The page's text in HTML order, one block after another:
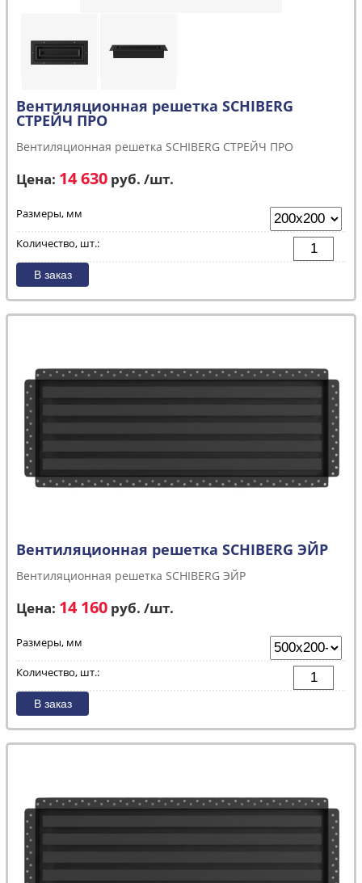
Вентиляционная решетка SCHIBERG
СТРЕЙЧ ПРО
Вентиляционная решетка SCHIBERG СТРЕЙЧ ПРО
Цена: 14 630 руб. /шт.
Размеры, мм
Количество, шт.:
Вентиляционная решетка SCHIBERG ЭЙР
Вентиляционная решетка SCHIBERG ЭЙР
Цена: 14 160 руб. /шт.
Размеры, мм
Количество, шт.: